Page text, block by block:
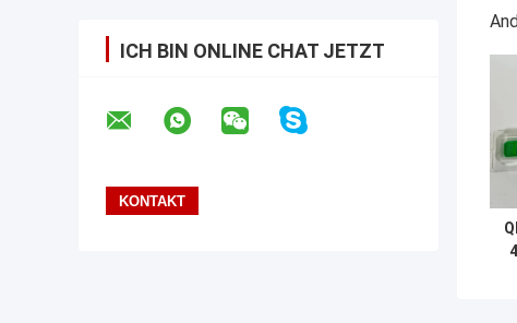
ICH BIN ONLINE CHAT JETZT